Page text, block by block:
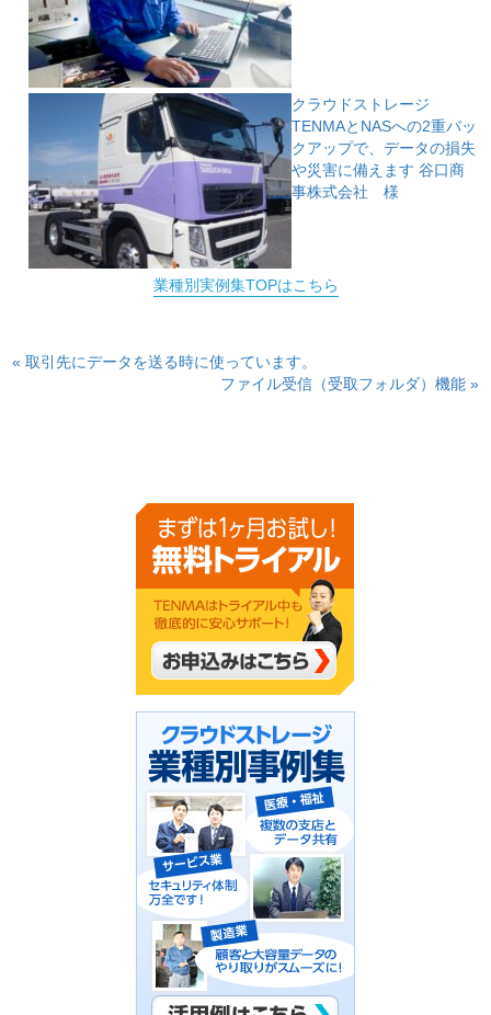
クラウドストレージ
TENMAとNASへの2重バッ
クアップで、データの損失
や災害に備えます谷口商
事株式会社 様
業種別実例集TOPはこちら
« 取引先にデータを送る時に使っています。
ファイル受信（受取フォルダ）機能 »